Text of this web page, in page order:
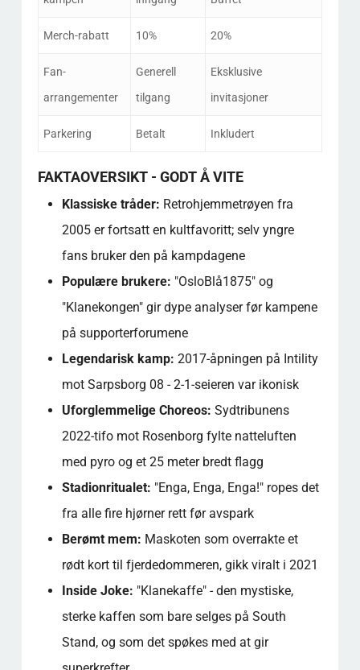
Merch-rabatt 10% 20%
Fan-
arrangementer
Generell
tilgang
Eksklusive
invitasjoner
Parkering Betalt Inkludert
FAKTAOVERSIKT - GODT Å VITE
Klassiske tråder: Retrohjemmetrøyen fra
2005 er fortsatt en kultfavoritt; selv yngre
fans bruker den på kampdagene
Populære brukere: "OsloBlå1875" og
"Klanekongen" gir dype analyser før kampene
på supporterforumene
Legendarisk kamp: 2017-åpningen på Intility
mot Sarpsborg 08 - 2-1-seieren var ikonisk
Uforglemmelige Choreos: Sydtribunens
2022-tifo mot Rosenborg fylte natteluften
med pyro og et 25 meter bredt flagg
Stadionritualet: "Enga, Enga, Enga!" ropes det
fra alle fire hjørner rett før avspark
Berømt mem: Maskoten som overrakte et
rødt kort til fjerdedommeren, gikk viralt i 2021
Inside Joke: "Klanekaffe" - den mystiske,
sterke kaffen som bare selges på South
Stand, og som det spøkes med at gir